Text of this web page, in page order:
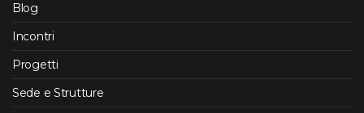
Blog
Incontri
Progetti
Sede e Strutture